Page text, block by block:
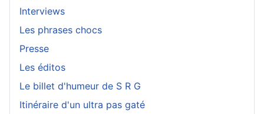
Interviews
Les phrases chocs
Presse
Les éditos
Le billet d'humeur de S R G
Itinéraire d'un ultra pas gaté